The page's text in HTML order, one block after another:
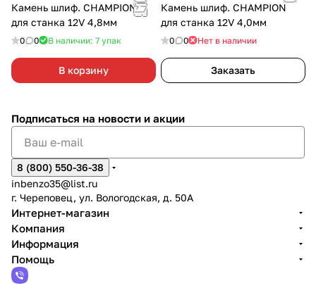
Камень шлиф. CHAMPION
для станка 12V 4,8мм
0 0 В наличии: 7 упак
В корзину
Камень шлиф. CHAMPION
для станка 12V 4,0мм
0 0 Нет в наличии
Заказать
Подписаться на новости и акции
8 (800) 550-36-38
inbenzo35@list.ru
г. Череповец, ул. Вологодская, д. 50А
Интернет-магазин
Компания
Информация
Помощь